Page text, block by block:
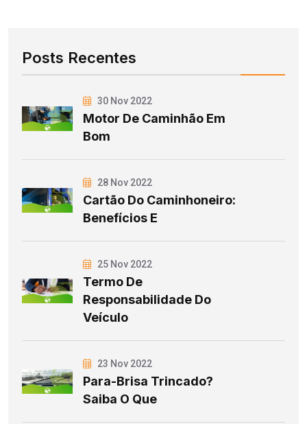
Posts Recentes
30 Nov 2022
Motor De Caminhão Em
Bom
28 Nov 2022
Cartão Do Caminhoneiro:
Benefícios E
25 Nov 2022
Termo De
Responsabilidade Do
Veículo
23 Nov 2022
Para-Brisa Trincado?
Saiba O Que